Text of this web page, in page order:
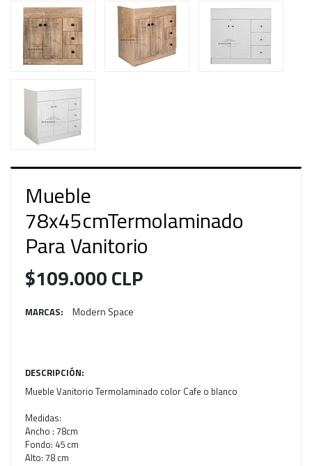
Mueble
78x45cmTermolaminado
Para Vanitorio
$109.000 CLP
MARCAS: Modern Space
DESCRIPCIÓN:
Mueble Vanitorio Termolaminado color Cafe o blanco
Medidas:
Ancho : 78cm
Fondo: 45 cm
Alto: 78 cm